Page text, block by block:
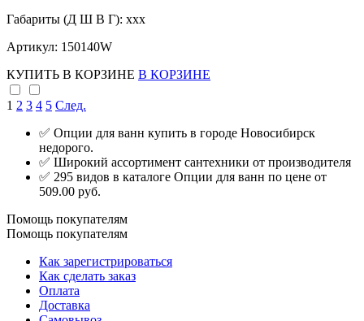
Габариты (Д Ш В Г): xxx
Артикул: 150140W
КУПИТЬ В КОРЗИНЕ В КОРЗИНЕ
1 2 3 4 5 След.
✅ Опции для ванн купить в городе Новосибирск
недорого.
✅ Широкий ассортимент сантехники от производителя
✅ 295 видов в каталоге Опции для ванн по цене от
509.00 руб.
Помощь покупателям
Помощь покупателям
Как зарегистрироваться
Как сделать заказ
Оплата
Доставка